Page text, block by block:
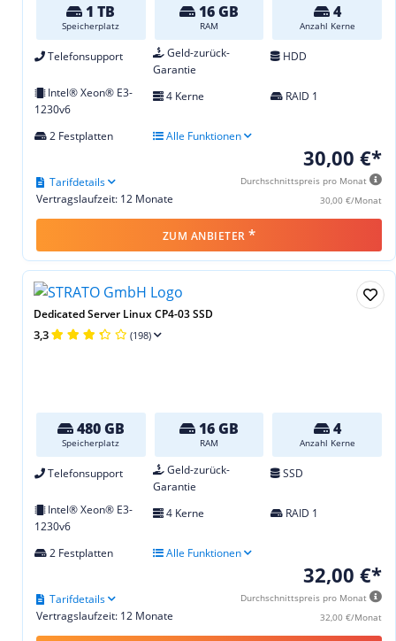
1 TB
Speicherplatz
16 GB
RAM
4
Anzahl Kerne
Telefonsupport
Geld-zurück-
Garantie
HDD
Intel® Xeon® E3-
1230v6
4 Kerne RAID 1
2 Festplatten Alle Funktionen
30,00 €*
Durchschnittspreis pro Monat
30,00 €/Monat
Vertragslaufzeit: 12 Monate
Tarifdetails
ZUM ANBIETER *
Dedicated Server Linux CP4-03 SSD
3,3 (198)
480 GB
Speicherplatz
16 GB
RAM
4
Anzahl Kerne
Telefonsupport
Geld-zurück-
Garantie
SSD
Intel® Xeon® E3-
1230v6
4 Kerne RAID 1
2 Festplatten Alle Funktionen
32,00 €*
Durchschnittspreis pro Monat
32,00 €/Monat
Vertragslaufzeit: 12 Monate
Tarifdetails